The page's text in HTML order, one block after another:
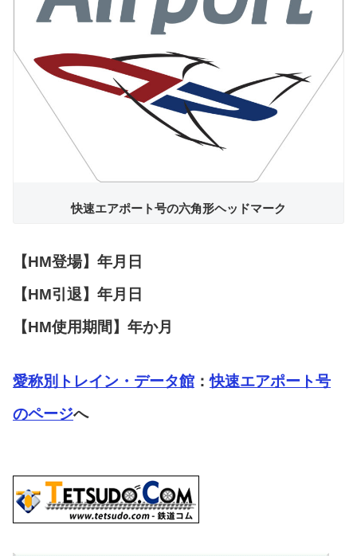
快速エアポート号の六角形ヘッドマーク
【HM登場】年月日
【HM引退】年月日
【HM使用期間】年か月
愛称別トレイン・データ館 ：快速エアポート号
のページへ